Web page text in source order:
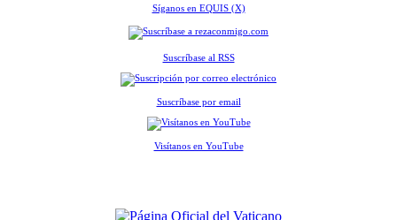
Síganos en EQUIS (X)
Suscríbase al RSS
Suscríbase por email
Visítanos en YouTube